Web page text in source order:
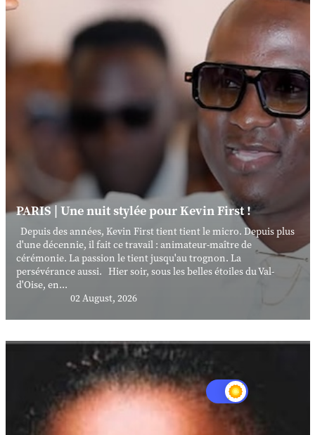
PARIS | Une nuit stylée pour Kevin First !
Depuis des années, Kevin First tient tient le micro. Depuis plus
d'une décennie, il fait ce travail : animateur-maître de
cérémonie. La passion le tient jusqu'au trognon. La
persévérance aussi. Hier soir, sous les belles étoiles du Val-
d'Oise, en...
02 August, 2026